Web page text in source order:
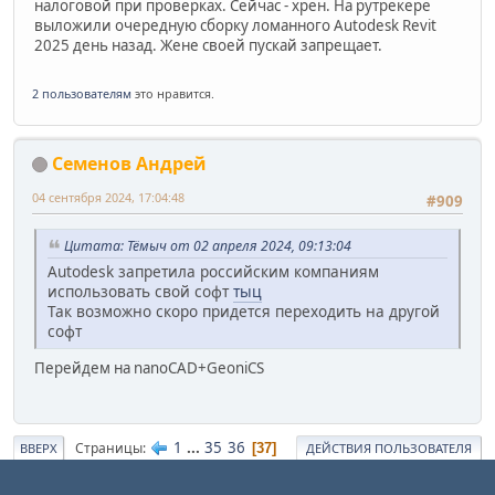
налоговой при проверках. Сейчас - хрен. На рутрекере
выложили очередную сборку ломанного Autodesk Revit
2025 день назад. Жене своей пускай запрещает.
2 пользователям это нравится.
Семенов Андрей
#909
04 сентября 2024, 17:04:48
Цитата: Тёмыч от 02 апреля 2024, 09:13:04
Autodesk запретила российским компаниям
использовать свой софттыц
Так возможно скоро придется переходить на другой
софт
Перейдем на nanoCAD+GeoniCS
ВВЕРХ Страницы 1 ... 35 36 37 ДЕЙСТВИЯ ПОЛЬЗОВАТЕЛЯ